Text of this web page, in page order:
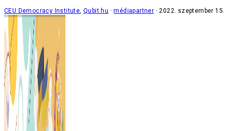
CEU Democracy Institute Qubit.hu médiapartner 2022. szeptember 15.